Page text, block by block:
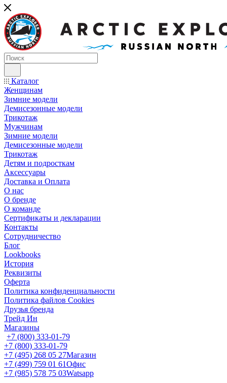
Каталог
Женщинам
Зимние модели
Демисезонные модели
Трикотаж
Мужчинам
Зимние модели
Демисезонные модели
Трикотаж
Детям и подросткам
Аксессуары
Доставка и Оплата
О нас
О бренде
О команде
Сертификаты и декларации
Контакты
Сотрудничество
Блог
Lookbooks
История
Реквизиты
Оферта
Политика конфиденциальности
Политика файлов Cookies
Друзья бренда
Трейд Ин
Магазины
+7 (800) 333-01-79
+7 (800) 333-01-79
+7 (495) 268 05 27Магазин
+7 (499) 759 01 61Офис
+7 (985) 578 75 03Watsapp